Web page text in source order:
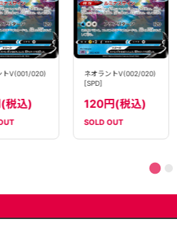
トV(001/020)
税込)
ネオラントV(002/020)
[SPD]
120円(税込)
SOLD OUT